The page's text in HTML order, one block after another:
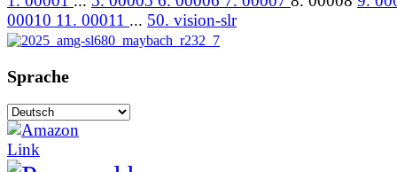
00010 11. 00011 ... 50. vision-slr
Sprache